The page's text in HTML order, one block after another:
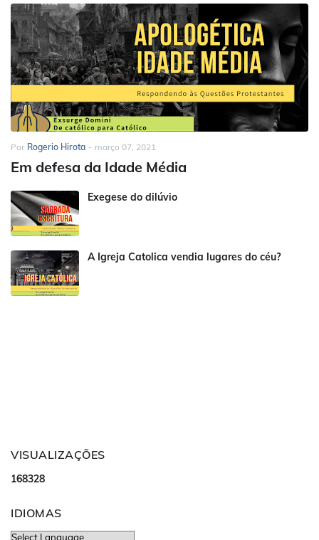
Por Rogerio Hirota - março 07, 2021
Em defesa da Idade Média
Exegese do dilúvio
A Igreja Catolica vendia lugares do céu?
VISUALIZAÇÕES
168328
IDIOMAS